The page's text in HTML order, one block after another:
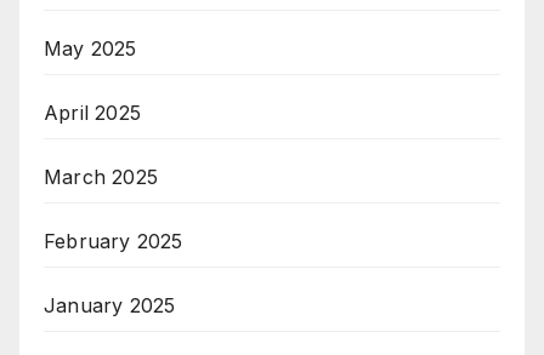
May 2025
April 2025
March 2025
February 2025
January 2025